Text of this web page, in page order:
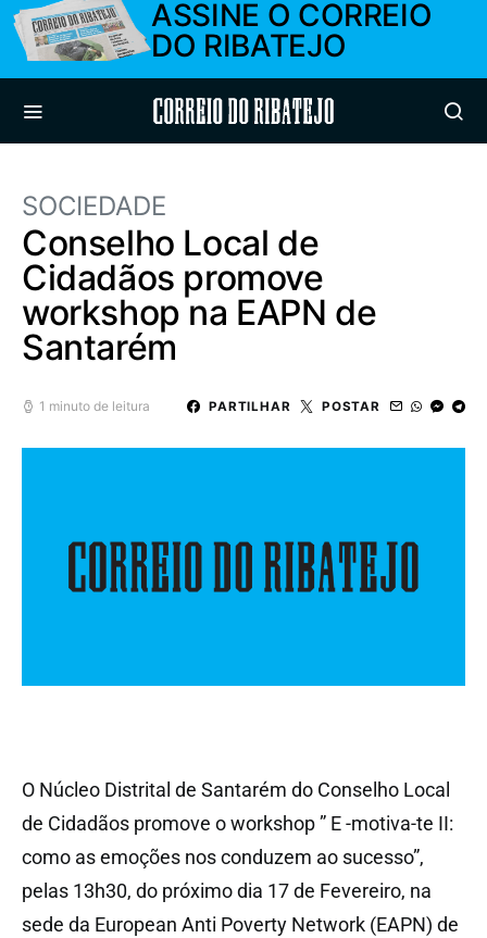
ASSINE O CORREIO
DO RIBATEJO
Correio do Ribatejo
SOCIEDADE
Conselho Local de
Cidadãos promove
workshop na EAPN de
Santarém
1 minuto de leitura PARTILHAR POSTAR
O Núcleo Distrital de Santarém do Conselho Local
de Cidadãos promove o workshop ” E -motiva-te II:
como as emoções nos conduzem ao sucesso”,
pelas 13h30, do próximo dia 17 de Fevereiro, na
sede da European Anti Poverty Network (EAPN) de